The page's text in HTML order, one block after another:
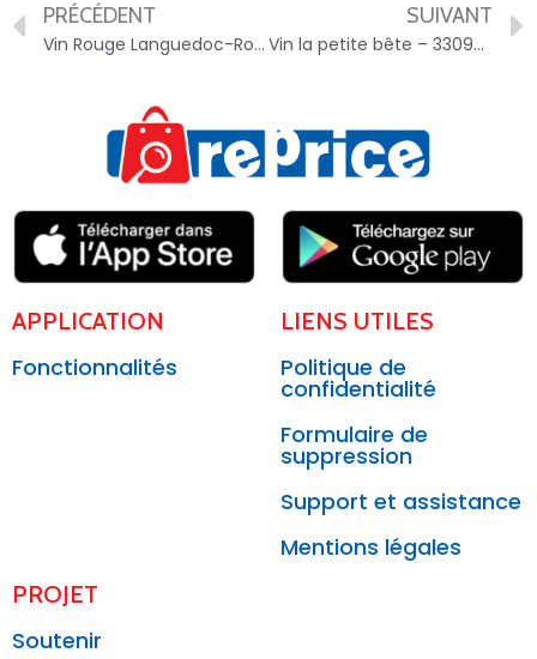
PRÉCÉDENT
Vin Rouge Languedoc-Roussillon TERRASSOUS – 3481440009032
SUIVANT
Vin la petite bête – 3309700160036
APPLICATION
Fonctionnalités
LIENS UTILES
Politique de
confidentialité
Formulaire de
suppression
Support et assistance
Mentions légales
PROJET
Soutenir